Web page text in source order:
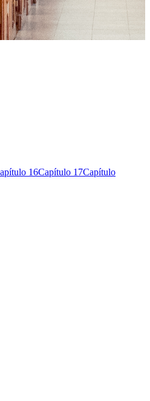
16Capítulo 17Capítulo